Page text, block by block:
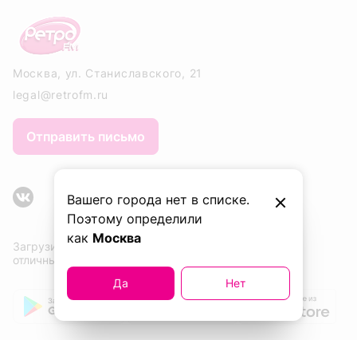
Вашего города нет в списке.
Поэтому определили
как Москва
Да Нет
Москва, ул. Станиславского, 21
legal@retrofm.ru
Загрузите приложение сейчас и слушайте
отличные песни. Одну за другой!
Отправить письмо